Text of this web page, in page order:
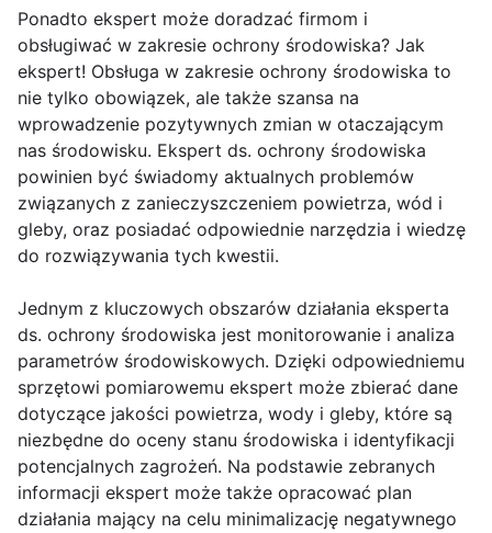
Ponadto ekspert może doradzać firmom i
obsługiwać w zakresie ochrony środowiska? Jak
ekspert! Obsługa w zakresie ochrony środowiska to
nie tylko obowiązek, ale także szansa na
wprowadzenie pozytywnych zmian w otaczającym
nas środowisku. Ekspert ds. ochrony środowiska
powinien być świadomy aktualnych problemów
związanych z zanieczyszczeniem powietrza, wód i
gleby, oraz posiadać odpowiednie narzędzia i wiedzę
do rozwiązywania tych kwestii.
Jednym z kluczowych obszarów działania eksperta
ds. ochrony środowiska jest monitorowanie i analiza
parametrów środowiskowych. Dzięki odpowiedniemu
sprzętowi pomiarowemu ekspert może zbierać dane
dotyczące jakości powietrza, wody i gleby, które są
niezbędne do oceny stanu środowiska i identyfikacji
potencjalnych zagrożeń. Na podstawie zebranych
informacji ekspert może także opracować plan
działania mający na celu minimalizację negatywnego